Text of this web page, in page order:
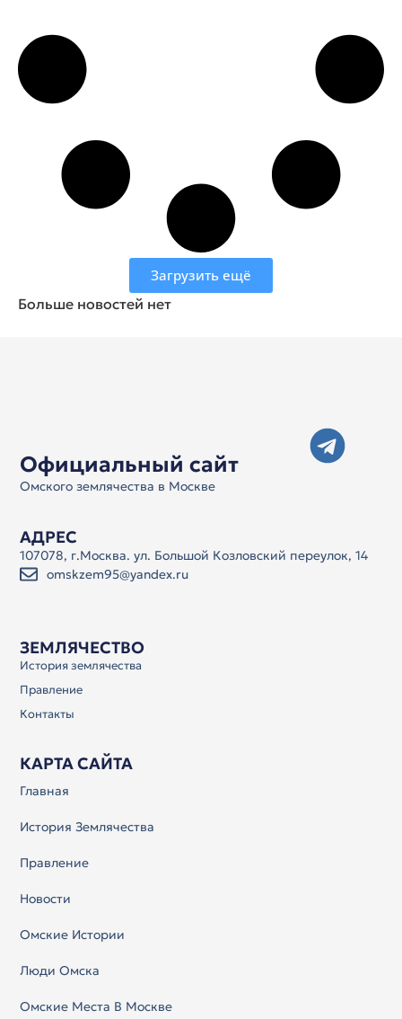
Загрузить ещё
Больше новостей нет
Официальный сайт
Омского землячества в Москве
ЗЕМЛЯЧЕСТВО
История землячества
Правление
Контакты
КАРТА САЙТА
Главная
История Землячества
Правление
Новости
Омские Истории
Люди Омска
Омские Места В Москве
АДРЕС
107078, г.Москва. ул. Большой Козловский переулок, 14
omskzem95@yandex.ru